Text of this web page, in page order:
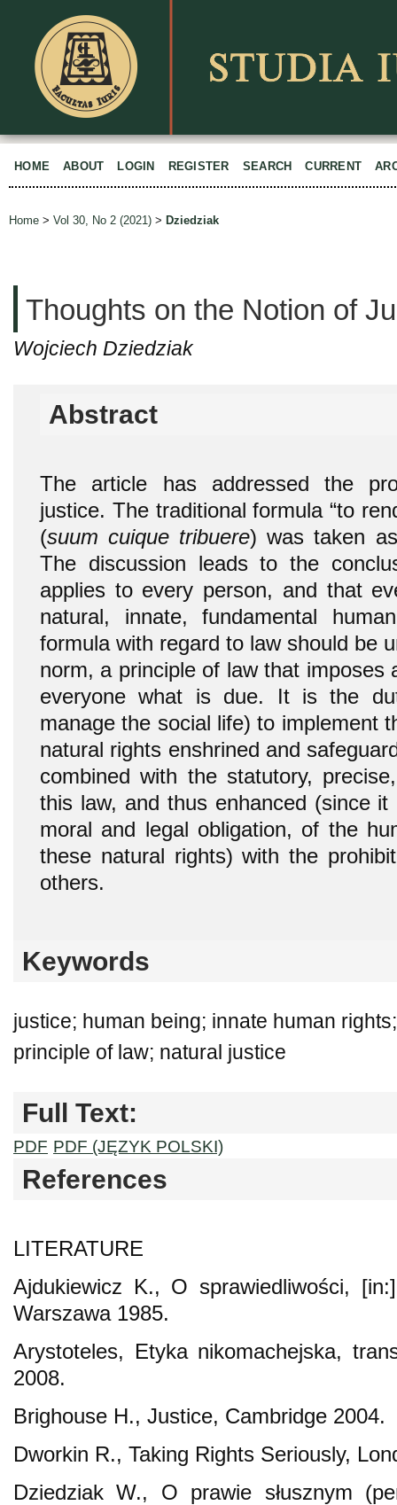
HOME ABOUT LOGIN REGISTER SEARCH CURRENT
Home > Vol 30, No 2 (2021) > Dziedziak
Thoughts on the Notion of
Wojciech Dziedziak
Abstract
The article has addressed the
justice. The traditional formula “to
(suum cuique tribuere) was taken
The discussion leads to the
applies to every person, and that
natural, innate, fundamental
formula with regard to law should be
norm, a principle of law that imposes
everyone what is due. It is the
manage the social life) to implement
natural rights enshrined and
combined with the statutory,
this law, and thus enhanced (since
moral and legal obligation, of the
these natural rights) with the
others.
Keywords
justice; human being; innate human
principle of law; natural justice
Full Text:
PDF PDF (JĘZYK POLSKI)
References
LITERATURE
Ajdukiewicz K., O sprawiedliwości,
Warszawa 1985.
Arystoteles, Etyka nikomachejska,
2008.
Brighouse H., Justice, Cambridge 2004.
Dworkin R., Taking Rights Seriously,
Dziedziak W., O prawie słusznym